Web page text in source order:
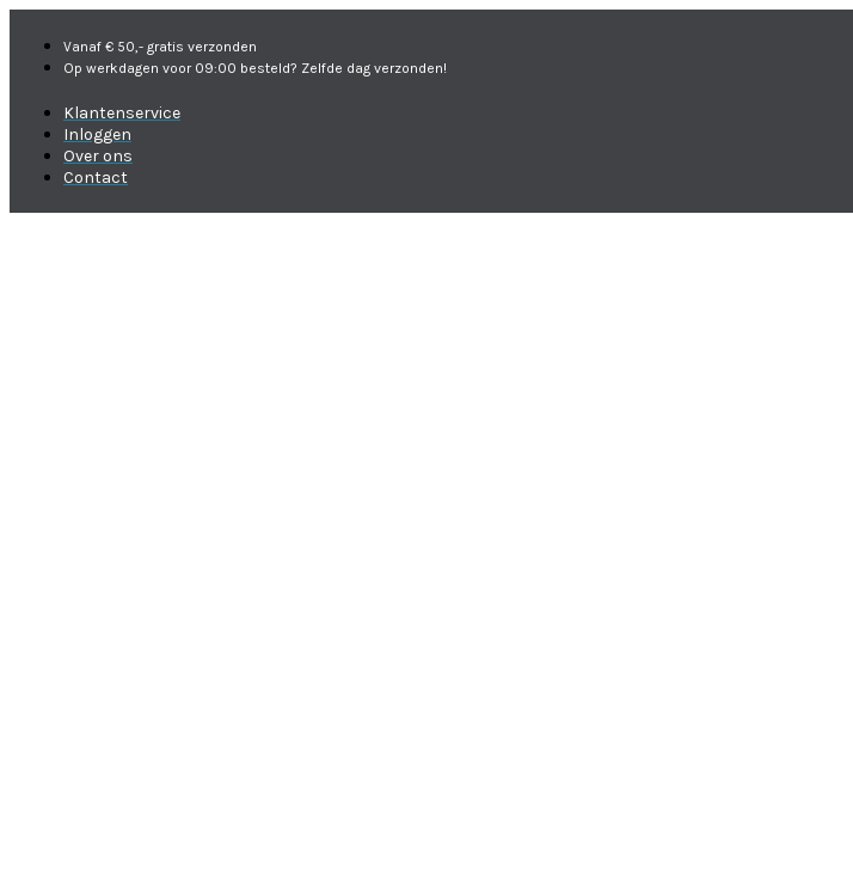
Vanaf € 50,- gratis verzonden
Op werkdagen voor 09:00 besteld? Zelfde dag verzonden!
Klantenservice
Inloggen
Over ons
Contact